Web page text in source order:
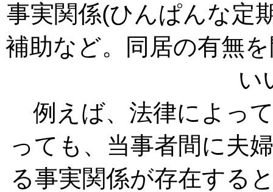
事実関係(ひんぱんな定
補助など。同居の有無
い
例えば、法律によっ
っても、当事者間に夫
る事実関係が存在する